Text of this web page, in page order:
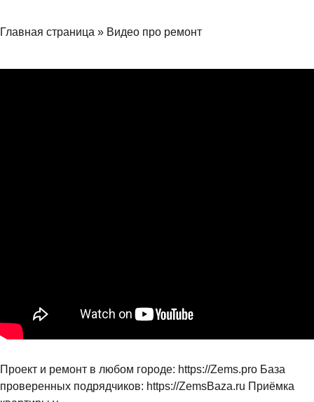
Главная страница » Видео про ремонт
Проект и ремонт в любом городе: https://Zems.pro База
проверенных подрядчиков: https://ZemsBaza.ru Приёмка